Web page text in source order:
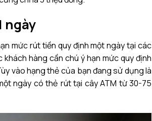
ngày
mức rút tiền quy định một ngày tại các
khách hàng cần chú ý hạn mức quy định
vào hạng thẻ của bạn đang sử dụng là
ngày có thẻ rút tại cây ATM từ 30-75